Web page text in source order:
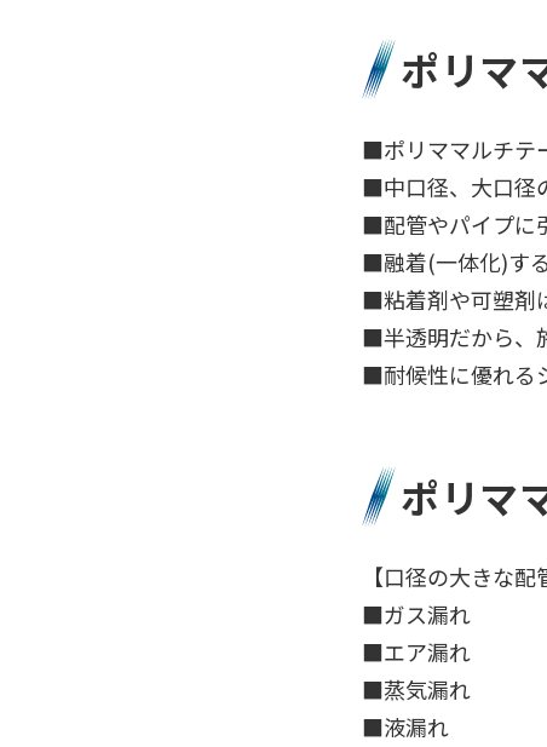
ポリマ
■ポリママルチテ
■中口径、大口径
■配管やパイプに
■融着(一体化)す
■粘着剤や可塑剤
■半透明だから、
■耐候性に優れる
ポリマ
【口径の大きな配
■ガス漏れ
■エア漏れ
■蒸気漏れ
■液漏れ